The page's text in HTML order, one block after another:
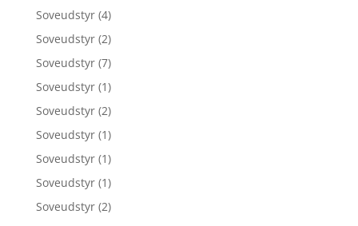
Soveudstyr (4)
Soveudstyr (2)
Soveudstyr (7)
Soveudstyr (1)
Soveudstyr (2)
Soveudstyr (1)
Soveudstyr (1)
Soveudstyr (1)
Soveudstyr (2)